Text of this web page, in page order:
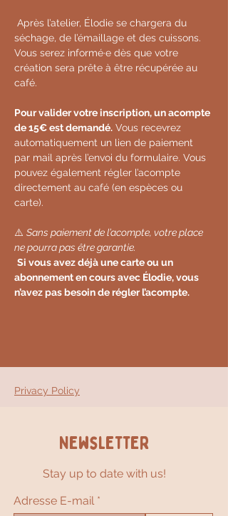
Après l’atelier, Élodie se chargera du
séchage, de l’émaillage et des cuissons.
Vous serez informé·e dès que votre
création sera prête à être récupérée au
café.
Pour valider votre inscription, un acompte
de 15€ est demandé. Vous recevrez
automatiquement un lien de paiement
par mail après l’envoi du formulaire. Vous
pouvez également régler l’acompte
directement au café (en espèces ou
carte).
⚠️ Sans paiement de l’acompte, votre place
ne pourra pas être garantie.
Si vous avez déjà une carte ou un
abonnement en cours avec Élodie, vous
n’avez pas besoin de régler l’acompte.
Privacy Policy
Newsletter
Stay up to date with us!
Adresse E-mail